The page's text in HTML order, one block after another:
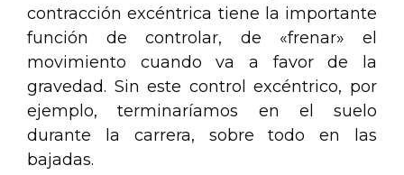
contracción excéntrica tiene la importante
función de controlar, de «frenar» el
movimiento cuando va a favor de la
gravedad. Sin este control excéntrico, por
ejemplo, terminaríamos en el suelo
durante la carrera, sobre todo en las
bajadas.